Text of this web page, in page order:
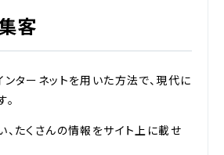
客
ターネットを用いた方法で、現代に
、たくさんの情報をサイト上に載せ